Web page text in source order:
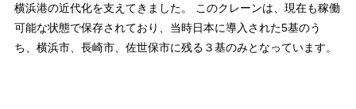
横浜港の近代化を支えてきました。 このクレーンは、現在も稼働
可能な状態で保存されており、当時日本に導入された5基のう
ち、横浜市、長崎市、佐世保市に残る３基のみとなっています。